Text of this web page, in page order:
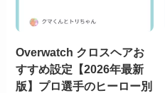
Overwatch クロスヘアお
すすめ設定【2026年最新
版】プロ選手のヒーロー別